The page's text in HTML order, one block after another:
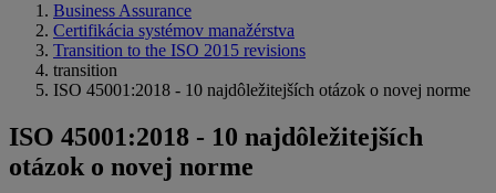
Business Assurance
Certifikácia systémov manažérstva
Transition to the ISO 2015 revisions
transition
ISO 45001:2018 - 10 najdôležitejších otázok o novej norme
ISO 45001:2018 - 10 najdôležitejších
otázok o novej norme